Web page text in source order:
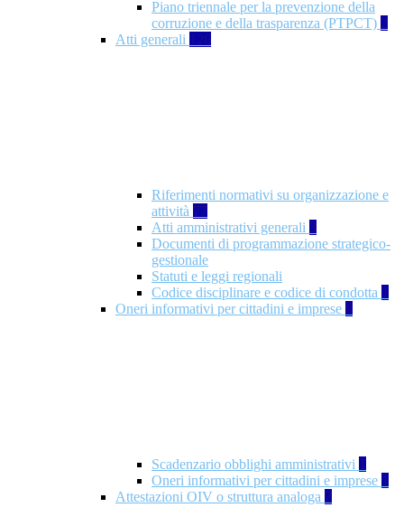
Piano triennale per la prevenzione della
corruzione e della trasparenza (PTPCT) 2
Atti generali 126
Riferimenti normativi su organizzazione e
attività 77
Atti amministrativi generali 3
Documenti di programmazione strategico-
gestionale
Statuti e leggi regionali
Codice disciplinare e codice di condotta 1
Oneri informativi per cittadini e imprese 8
Scadenzario obblighi amministrativi 1
Oneri informativi per cittadini e imprese 1
Attestazioni OIV o struttura analoga 2